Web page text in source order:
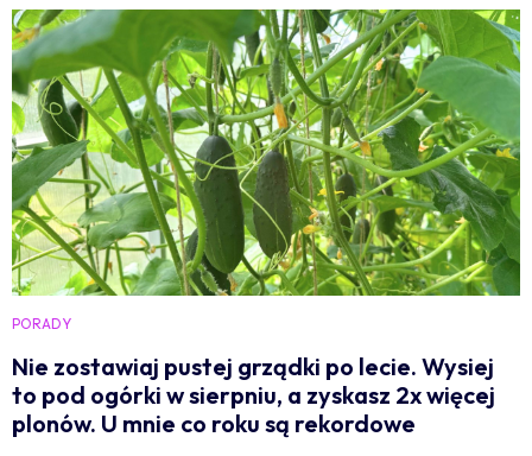
PORADY
Nie zostawiaj pustej grządki po lecie. Wysiej
to pod ogórki w sierpniu, a zyskasz 2x więcej
plonów. U mnie co roku są rekordowe